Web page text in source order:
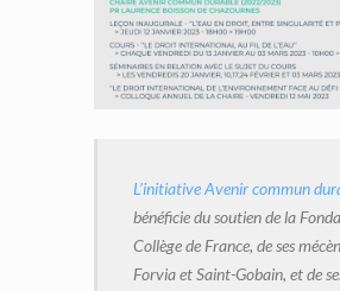
L’initiative Avenir commun
bénéficie du soutien de la
Collège de France, de ses
Forvia et Saint-Gobain, et de